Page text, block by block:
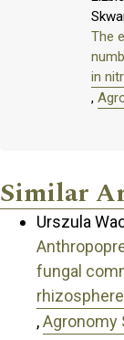
The
in
,
Similar
Urszula
fungal
rhizosphere
,Agronomy